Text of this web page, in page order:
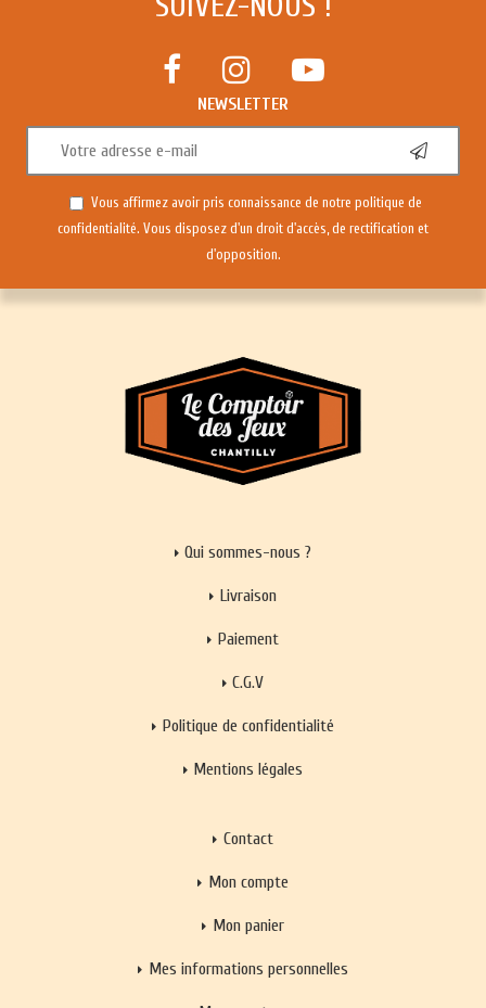
NEWSLETTER
Vous affirmez avoir pris connaissance de notre politique de
confidentialité. Vous disposez d'un droit d'accès, de rectification et
d'opposition.
Qui sommes-nous ?
Livraison
Paiement
C.G.V
Politique de confidentialité
Mentions légales
Contact
Mon compte
Mon panier
Mes informations personnelles